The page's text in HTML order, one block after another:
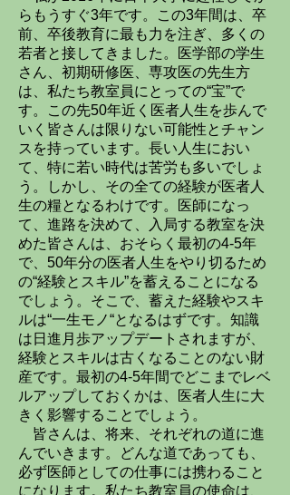
らもうすぐ3年です。この3年間は、卒
前、卒後教育に最も力を注ぎ、多くの
若者と接してきました。医学部の学生
さん、初期研修医、専攻医の先生方
は、私たち教室員にとっての“宝”で
す。この先50年近く医者人生を歩んで
いく皆さんは限りない可能性とチャン
スを持っています。長い人生におい
て、特に若い時代は苦労も多いでしょ
う。しかし、その全ての経験が医者人
生の糧となるわけです。医師になっ
て、進路を決めて、入局する教室を決
めた皆さんは、おそらく最初の4-5年
で、50年分の医者人生をやり切るため
の“経験とスキル”を蓄えることになる
でしょう。そこで、蓄えた経験やスキ
ルは“一生モノ“となるはずです。知識
は日進月歩アップデートされますが、
経験とスキルは古くなることのない財
産です。最初の4-5年間でどこまでレベ
ルアップしておくかは、医者人生に大
きく影響することでしょう。
皆さんは、将来、それぞれの道に進
んでいきます。どんな道であっても、
必ず医師としての仕事には携わること
になります。私たち教室員の使命は、